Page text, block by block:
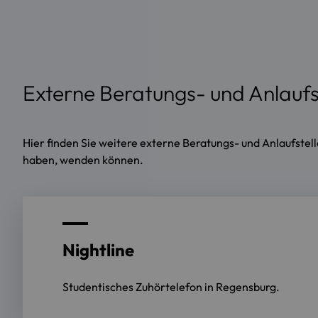
Externe Beratungs- und
Hier finden Sie weitere externe Beratungs- und
haben, wenden können.
Nightline
Studentisches Zuhörtelefon in Regensburg.